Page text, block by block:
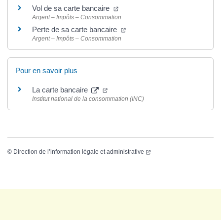
Vol de sa carte bancaire
Argent – Impôts – Consommation
Perte de sa carte bancaire
Argent – Impôts – Consommation
Pour en savoir plus
La carte bancaire
Institut national de la consommation (INC)
© Direction de l’information légale et administrative